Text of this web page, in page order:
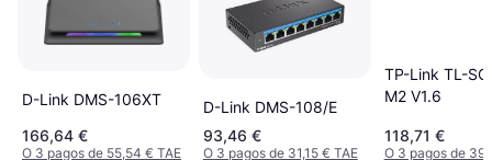
D-Link DMS-106XT
166,64 €
O 3 pagos de 55,54 € TAE
D-Link DMS-108/E
93,46 €
O 3 pagos de 31,15 € TAE
TP-Link TL-
M2 V1.6
118,71 €
O 3 pagos de